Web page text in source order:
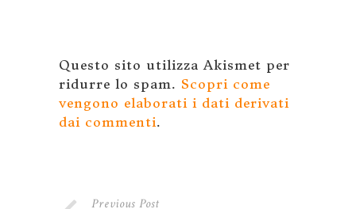
Questo sito utilizza Akismet per
ridurre lo spam. Scopri come
vengono elaborati i dati derivati
dai commenti.
Previous Post